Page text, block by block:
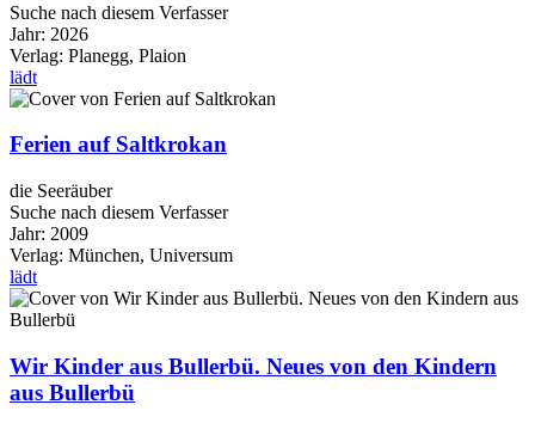
Suche nach diesem Verfasser
Jahr: 2026
Verlag: Planegg, Plaion
lädt
Ferien auf Saltkrokan
die Seeräuber
Suche nach diesem Verfasser
Jahr: 2009
Verlag: München, Universum
lädt
Wir Kinder aus Bullerbü. Neues von den Kindern
aus Bullerbü